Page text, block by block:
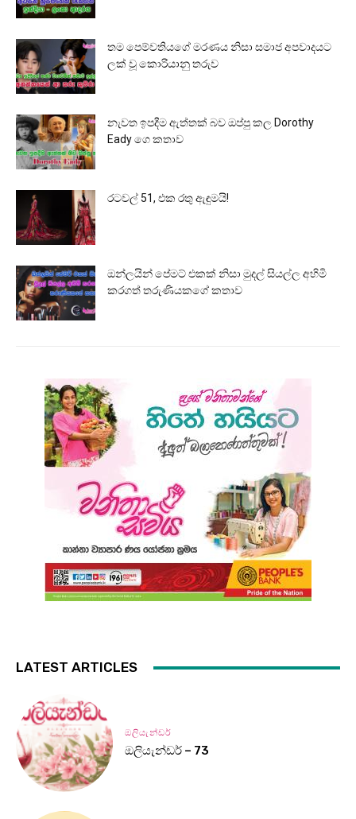
තම පෙම්වතියගේ මරණය නිසා සමාජ අපවාදයට
ලක් වූ කොරියානු තරුව
නැවත ඉපදීම ඇත්තක් බව ඔප්පු කල Dorothy
Eady ගෙ කතාව
රටවල් 51, එක රතු ඇඳුමයි!
ඔන්ලයින් පේමට් එකක් නිසා මුදල් සියල්ල අහිමි
කරගත් තරුණියකගේ කතාව
LATEST ARTICLES
ඔලියැන්ඩර්
ඔලියැන්ඩර් – 73